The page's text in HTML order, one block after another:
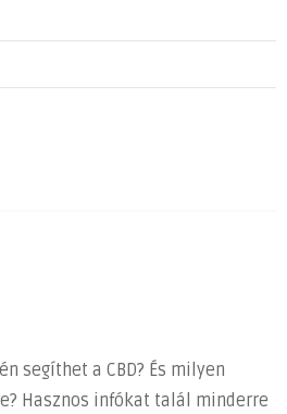
segíthet a CBD? És milyen
Hasznos infókat talál minderre